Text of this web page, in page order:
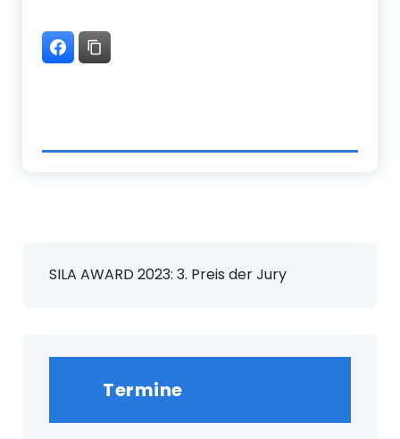
SILA AWARD 2023: 3. Preis der Jury
Termine